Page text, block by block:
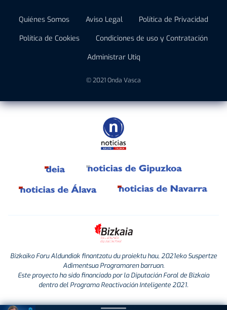
Quiénes Somos Aviso Legal
Política de Privacidad
Política de Cookies
Condiciones de uso y Contratación
Administrar Utiq
© 2021 Onda Vasca
Bizkaiko Foru Aldundiak finantzatu du proiektu hau, 2021eko Suspertze
Adimentsua Programaren barruan.
Este proyecto ha sido financiado por la Diputación Foral de Bizkaia
dentro del Programa Reactivación Inteligente 2021.